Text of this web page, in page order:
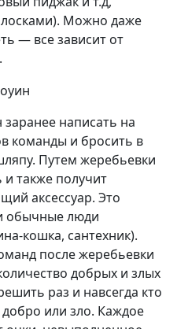
Можно даже
— все зависит от
написать на
команды и бросить в
Путем жеребьевки
также получит
аксессуар. Это
обычные люди
кошка, сантехник).
после жеребьевки
добрых и злых
раз и навсегда кто
или зло. Каждое